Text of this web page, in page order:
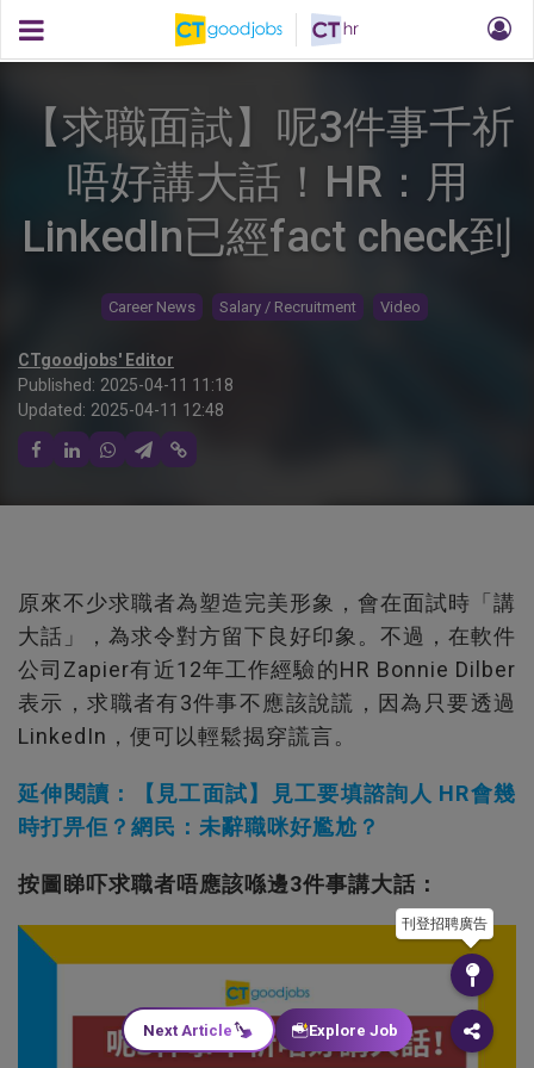
【求職面試】呢3件事千祈
唔好講大話！HR：用
LinkedIn已經fact check到
Career News Salary / Recruitment Video
CTgoodjobs' Editor
Published: 2025-04-11 11:18
Updated: 2025-04-11 12:48
原來不少求職者為塑造完美形象，會在面試時「講
大話」，為求令對方留下良好印象。不過，在軟件
公司Zapier有近12年工作經驗的HR Bonnie Dilber
表示，求職者有3件事不應該說謊，因為只要透過
LinkedIn，便可以輕鬆揭穿謊言。
延伸閱讀：【見工面試】見工要填諮詢人 HR會幾
時打畀佢？網民：未辭職咪好尷尬？
按圖睇吓求職者唔應該喺邊3件事講大話：
刊登招聘廣告
Next Article Explore Job